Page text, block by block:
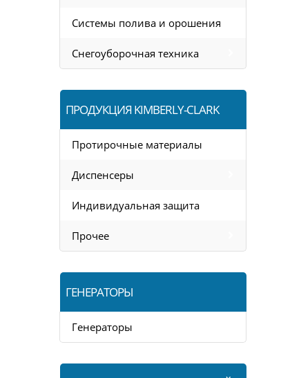
Системы полива и орошения
Снегоуборочная техника
ПРОДУКЦИЯ KIMBERLY-CLARK
Протирочные материалы
Диспенсеры
Индивидуальная защита
Прочее
ГЕНЕРАТОРЫ
Генераторы